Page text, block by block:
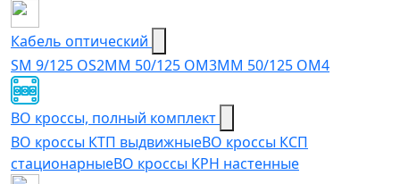
Кабель оптический
SM 9/125 OS2MM 50/125 OM3MM 50/125 OM4
ВО кроссы, полный комплект
ВО кроссы КТП выдвижныеВО кроссы КСП
стационарныеВО кроссы КРН настенные